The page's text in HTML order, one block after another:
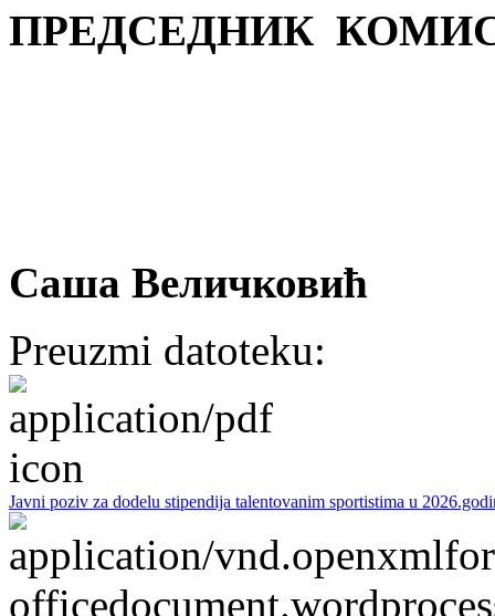
ПРЕДСЕДНИК
Саша Величковић
Preuzmi datoteku:
Javni poziv za dodelu stipendija talentovanim sportistima u